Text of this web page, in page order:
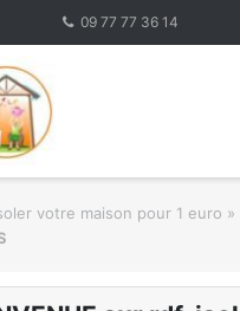
09 77 77 36 14
votre maison pour 1 euro »